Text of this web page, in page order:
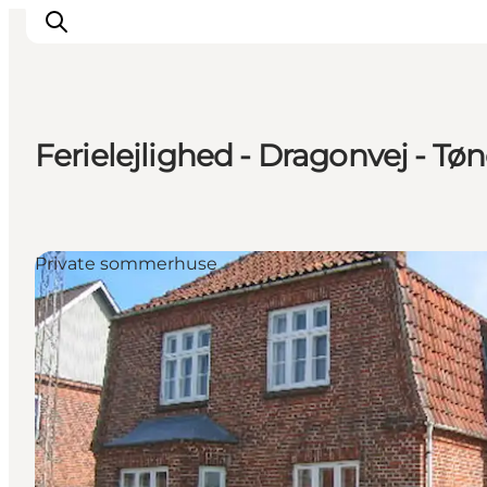
Det sker
Overnatning
Planlæg din ferie
Booking
Ferielejlighed - Dragonvej -
Private sommerhuse